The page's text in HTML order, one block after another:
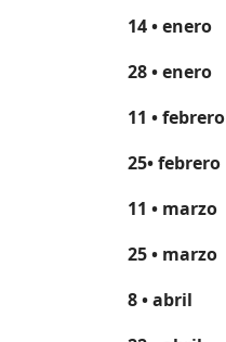
14•enero
28•enero
11 •febrero
25•febrero
11 • marzo
25• marzo
8•abril